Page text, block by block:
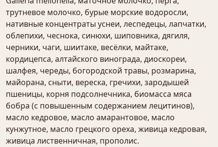
трутневое молочко, бурые морские водоросли,
нативные концентраты уснеи, леспедецы, лапчатки,
облепихи, чеснока, синюхи, шиповника, дягиля,
черники, чаги, шиитаке, весёлки, майтаке,
кордицепса, алтайского винограда, диоскореи,
шалфея, череды, богородской травы, розмарина,
майорана, сныти, вереска, гречихи, зародышей
пшеницы, корня подсолнечника, биомасса мяса
бобра (с повышенным содержанием лецитинов),
масло кедровое, масло амарантовое, масло
кунжутное, масло грецкого ореха, живица кедровая,
живица лиственничная, прополис.